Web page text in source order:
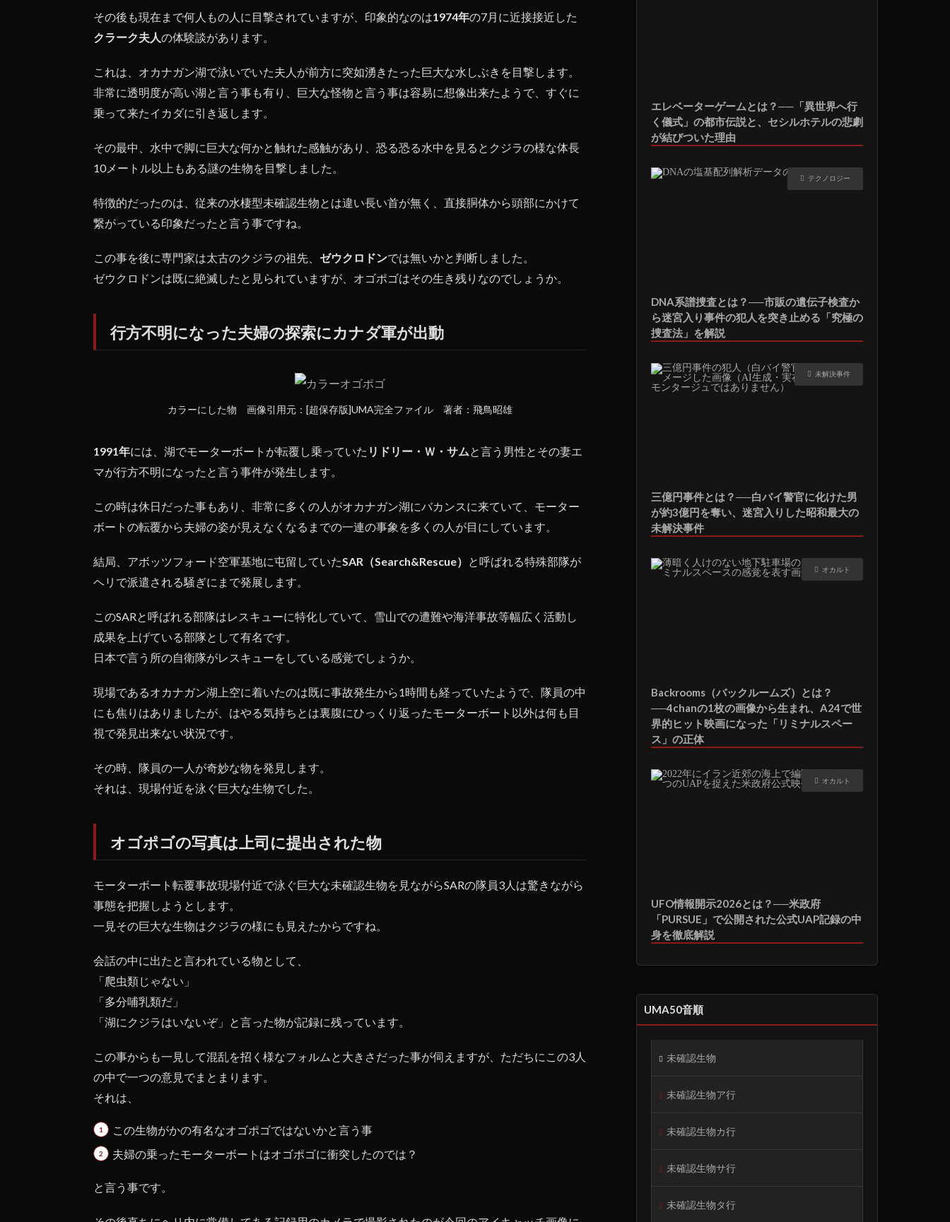
真は
上司
出さ
物
1.4
ポゴ
の真
闇の
その後も現在まで何人もの人に目撃されていますが、印象的なのは1974年の7月に近接接近した
クラーク夫人の体験談があります。
これは、オカナガン湖で泳いでいた夫人が前方に突如湧きたった巨大な水しぶきを目撃します。
非常に透明度が高い湖と言う事も有り、巨大な怪物と言う事は容易に想像出来たようで、すぐに
乗って来たイカダに引き返します。
その最中、水中で脚に巨大な何かと触れた感触があり、恐る恐る水中を見るとクジラの様な体長
10メートル以上もある謎の生物を目撃しました。
特徴的だったのは、従来の水棲型未確認生物とは違い長い首が無く、直接胴体から頭部にかけて
繋がっている印象だったと言う事ですね。
この事を後に専門家は太古のクジラの祖先、 ゼウクロドンでは無いかと判断しました。
ゼウクロドンは既に絶滅したと見られていますが、オゴポゴはその生き残りなのでしょうか。
行方不明になった夫婦の探索にカナダ軍が出動
カラーにした物 画像引用元：[超保存版]UMA完全ファイル 著者：飛鳥昭雄
1991年には、湖でモーターボートが転覆し乗っていた リドリー・Ｗ・サム と言う男性とその妻エ
マが行方不明になったと言う事件が発生します。
この時は休日だった事もあり、非常に多くの人がオカナガン湖にバカンスに来ていて、モーター
ボートの転覆から夫婦の姿が見えなくなるまでの一連の事象を多くの人が目にしています。
結局、アボッツフォード空軍基地に屯留していたSAR（Search&Rescue）
と呼ばれる特殊部隊が
ヘリで派遣される騒ぎにまで発展します。
このSARと呼ばれる部隊はレスキューに特化していて、雪山での遭難や海洋事故等幅広く活動し
成果を上げている部隊として有名です。
日本で言う所の自衛隊がレスキューをしている感覚でしょうか。
現場であるオカナガン湖上空に着いたのは既に事故発生から1時間も経っていたようで、隊員の中
にも焦りはありましたが、はやる気持ちとは裏腹にひっくり返ったモーターボート以外は何も目
視で発見出来ない状況です。
その時、隊員の一人が奇妙な物を発見します。
それは、現場付近を泳ぐ巨大な生物でした。
オゴポゴの写真は上司に提出された物
モーターボート転覆事故現場付近で泳ぐ巨大な未確認生物を見ながらSARの隊員3人は驚きながら
事態を把握しようとします。
一見その巨大な生物はクジラの様にも見えたからですね。
会話の中に出たと言われている物として、
「爬虫類じゃない」
「多分哺乳類だ」
「湖にクジラはいないぞ」と言った物が記録に残っています。
この事からも一見して混乱を招く様なフォルムと大きさだった事が伺えますが、ただちにこの3人
の中で一つの意見でまとまります。
それは、
この生物がかの有名なオゴポゴではないかと言う事
夫婦の乗ったモーターボートはオゴポゴに衝突したのでは？
と言う事です。
エレベーターゲームとは？──「異世界へ行
く儀式」の都市伝説と、セシルホテルの悲劇
が結びついた理由
テクノロジー
DNA系譜捜査とは？──市販の遺伝子検査か
ら迷宮入り事件の犯人を突き止める「究極の
捜査法」を解説
未解決事件
三億円事件とは？──白バイ警官に化けた男
が約3億円を奪い、迷宮入りした昭和最大の
未解決事件
オカルト
Backrooms（バックルームズ）とは？
──4chanの1枚の画像から生まれ、A24で世
界的ヒット映画になった「リミナルスペー
ス」の正体
オカルト
UFO情報開示2026とは？──米政府
「PURSUE」で公開された公式UAP記録の中
身を徹底解説
UMA50音順
未確認生物
未確認生物ア行
未確認生物カ行
未確認生物サ行
未確認生物タ行